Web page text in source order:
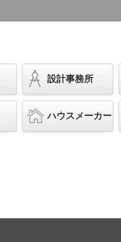
壁直付型 LED（電球色）
電球50形1灯器具相当
◆工場在庫品
◆希望小売価格 19,300 円（税抜）
ランプ同梱包
設計事務所
ハウスメーカー